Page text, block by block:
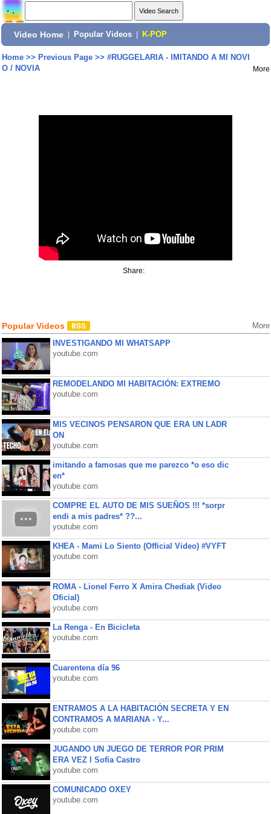
Video Home Popular Videos K-POP
Home>> Previous Page>> #RUGGELARIA - IMITANDO A MI NOVI
O / NOVIA
More
Share:
Popular Videos More
INVESTIGANDO MI WHATSAPP
youtube.com
REMODELANDO MI HABITACIÓN: EXTREMO
youtube.com
MIS VECINOS PENSARON QUE ERA UN LADR
ON
youtube.com
imitando a famosas que me parezco *o eso dic
en*
youtube.com
COMPRE EL AUTO DE MIS SUEÑOS !!! *sorpr
endi a mis padres* ??...
youtube.com
KHEA - Mami Lo Siento (Official Video) #VYFT
youtube.com
ROMA - Lionel Ferro X Amira Chediak (Video
Oficial)
youtube.com
La Renga - En Bicicleta
youtube.com
Cuarentena día 96
youtube.com
ENTRAMOS A LA HABITACIÓN SECRETA Y EN
CONTRAMOS A MARIANA - Y...
youtube.com
JUGANDO UN JUEGO DE TERROR POR PRIM
ERA VEZ l Sofia Castro
youtube.com
COMUNICADO OXEY
youtube.com